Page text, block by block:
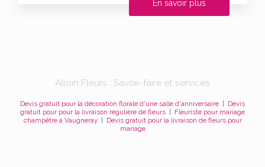
En savoir plus
Alloin Fleurs : Savoir-faire et services
Devis gratuit pour la décoration florale d'une salle d'anniversaire
Devis
gratuit pour pour la livraison régulière de fleurs
Fleuriste pour mariage
champêtre à Vaugneray|
Devis gratuit pour la livraison de fleurs pour
mariage